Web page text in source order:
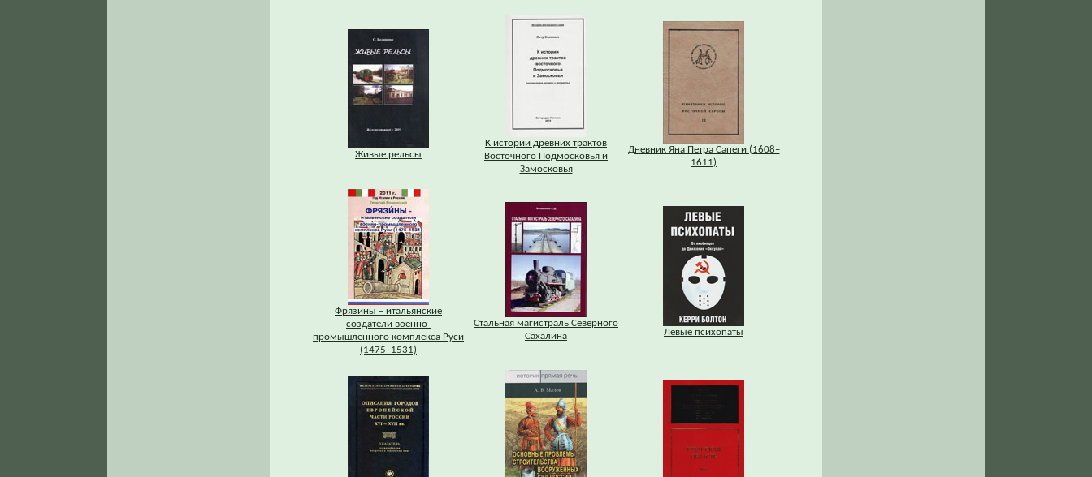
Живые рельсы
К истории древних трактов
Восточного Подмосковья и
Замосковья
Дневник Яна Петра Сапеги (1608–
1611)
Фрязины – итальянские
создатели военно-
промышленного комплекса Руси
(1475–1531)
Стальная магистраль Северного
Сахалина
Левые психопаты